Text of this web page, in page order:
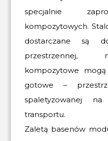
specjalnie
kompozytowych.
dostarczane są
przestrzennej,
kompozytowe
gotowe –
spaletyzowanej
transportu.
Zaletą basenów